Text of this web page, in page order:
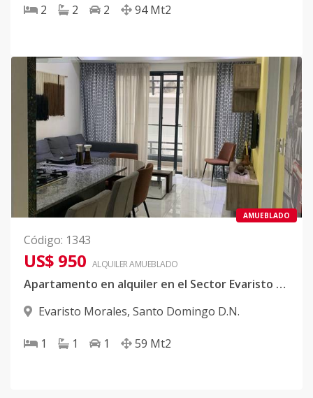
2 2 2 94 Mt2
AMUEBLADO
Código: 1343
US$ 950 ALQUILERAMUEBLADO
Apartamento en alquiler en el Sector Evaristo Morales.
Evaristo Morales, Santo Domingo D.N.
1 1 1 59 Mt2